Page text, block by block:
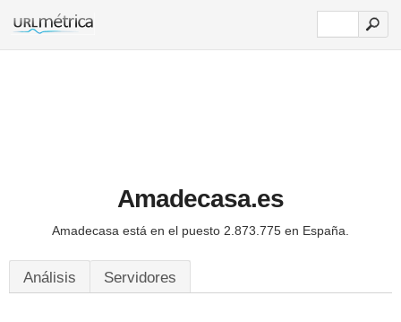
Amadecasa.es
Amadecasa está en el puesto 2.873.775 en España.
Análisis Servidores